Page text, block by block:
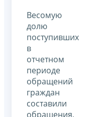
Весомую
долю
поступивших
в
отчетном
периоде
обращений
граждан
составили
обращения,